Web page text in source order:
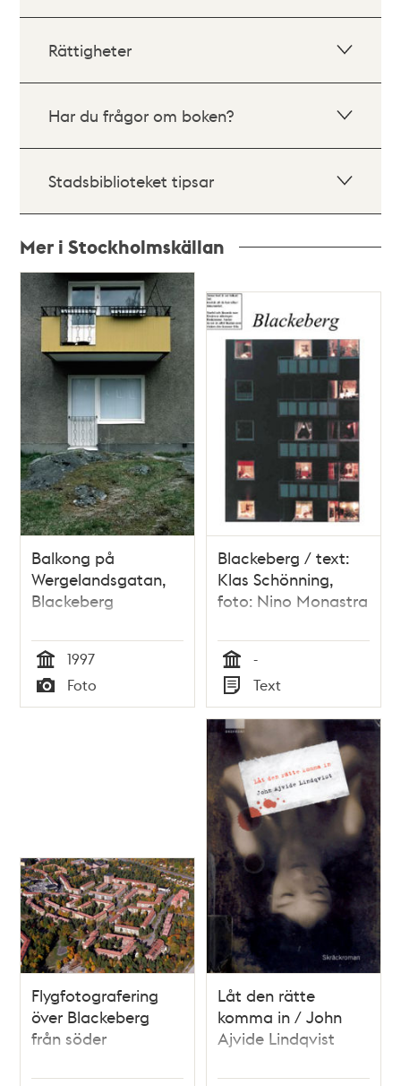
Rättigheter
Har du frågor om boken?
Stadsbiblioteket tipsar
Mer i Stockholmskällan
Relaterade
poster
och
teman
Balkong på
Wergelandsgatan,
Blackeberg
Tid
1997
Typ
Foto
Blackeberg / text:
Klas Schönning,
foto: Nino Monastra
Tid
-
Typ
Text
Flygfotografering
över Blackeberg
från söder
Låt den rätte
komma in / John
Ajvide Lindqvist